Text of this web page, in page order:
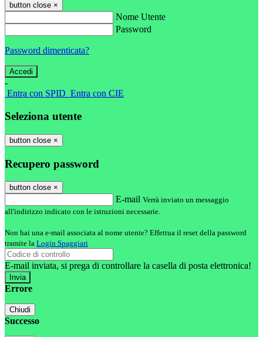
button close ×
Nome Utente
Password
Password dimenticata?
-
Entra con SPID Entra con CIE
Seleziona utente
button close ×
Recupero password
button close ×
E-mail Verrà inviato un messaggio
all'indirizzo indicato con le istruzioni necessarie.
Non hai una e-mail associata al nome utente? Effettua il reset della password
tramite la Login Spaggiari
E-mail inviata, si prega di controllare la casella di posta elettronica!
Errore
Chiudi
Successo